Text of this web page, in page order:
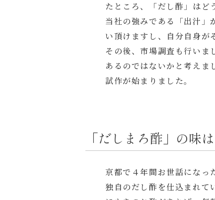
たところ、「だし酢」はど
当社の強みである「出汁」
い頂けますし、自分自身が
その後、市場調査も行いま
あるのではないかと考え
試作が始まりました。
「だしまろ酢」の味
京都で４年間お世話になっ
独自のだし酢を仕込まれて